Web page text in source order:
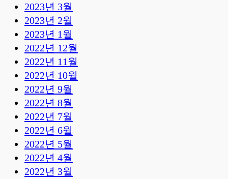
2023년 3월
2023년 2월
2023년 1월
2022년 12월
2022년 11월
2022년 10월
2022년 9월
2022년 8월
2022년 7월
2022년 6월
2022년 5월
2022년 4월
2022년 3월